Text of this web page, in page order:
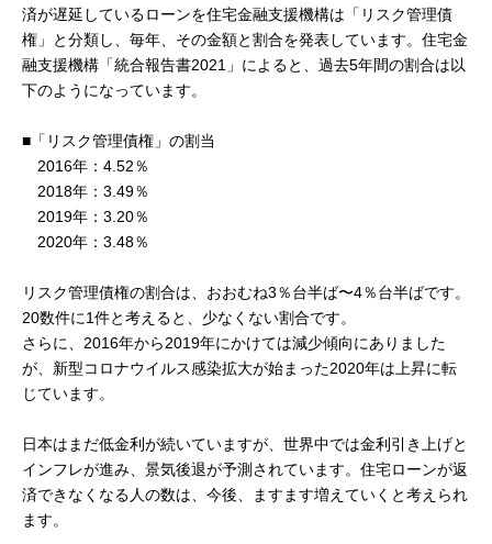
済が遅延しているローンを住宅金融支援機構は「リスク管理債
権」と分類し、毎年、その金額と割合を発表しています。住宅金
融支援機構「統合報告書2021」によると、過去5年間の割合は以
下のようになっています。
■「リスク管理債権」の割当
2016年：4.52％
2018年：3.49％
2019年：3.20％
2020年：3.48％
リスク管理債権の割合は、おおむね3％台半ば〜4％台半ばです。
20数件に1件と考えると、少なくない割合です。
さらに、2016年から2019年にかけては減少傾向にありました
が、新型コロナウイルス感染拡大が始まった2020年は上昇に転
じています。
日本はまだ低金利が続いていますが、世界中では金利引き上げと
インフレが進み、景気後退が予測されています。住宅ローンが返
済できなくなる人の数は、今後、ますます増えていくと考えられ
ます。